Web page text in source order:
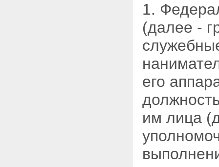
1.
(далее -
его
им лица